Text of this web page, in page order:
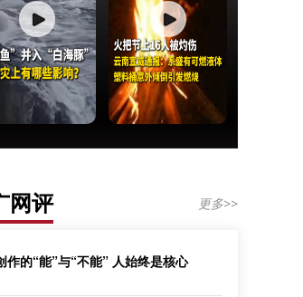
网评 更多>>
作的“能”与“不能” 人始终是核心